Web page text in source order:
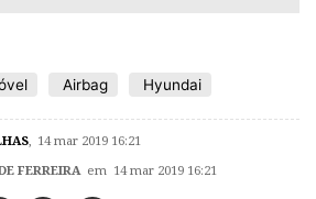
Airbag Hyundai
14 mar 2019 16:21
FERREIRA em 14 mar 2019 16:21